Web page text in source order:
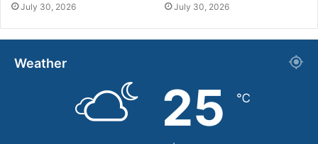
July 30, 2026 July 30, 2026
Weather
25 ℃